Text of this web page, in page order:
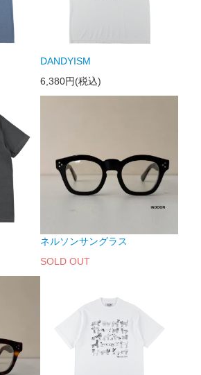
DANDYISM
6,380円(税込)
ネルソンサングラス
SOLD OUT